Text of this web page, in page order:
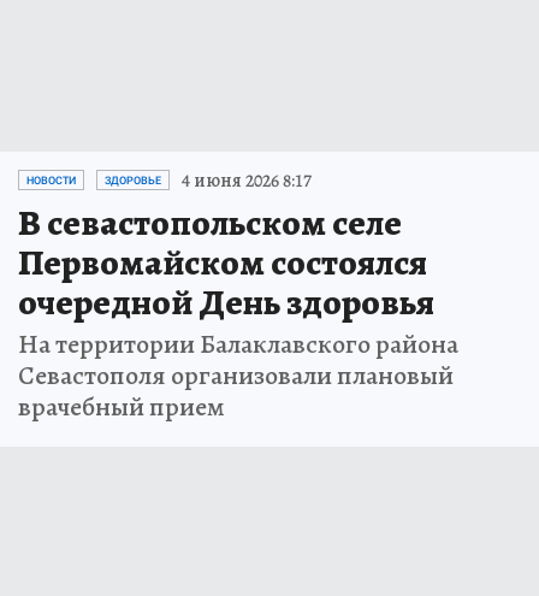
НОВОСТИ ЗДОРОВЬЕ 4 июня 2026 8:17
В севастопольском селе
Первомайском состоялся
очередной День здоровья
На территории Балаклавского района
Севастополя организовали плановый
врачебный прием